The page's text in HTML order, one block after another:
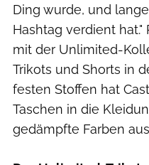
Ding wurde, und
Hashtag verdient
mit der Unlimited-
Trikots und Shorts in
festen Stoffen hat
Taschen in die
gedämpfte Farben